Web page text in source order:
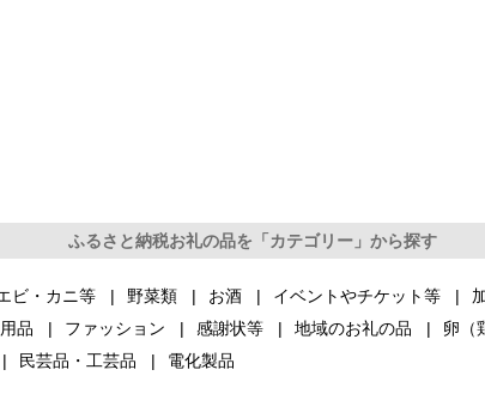
ふるさと納税お礼の品を「カテゴリー」から探す
ビ・カニ等 野菜類 お酒 イベントやチケット等
品 ファッション 感謝状等 地域のお礼の品 卵（
民芸品・工芸品 電化製品